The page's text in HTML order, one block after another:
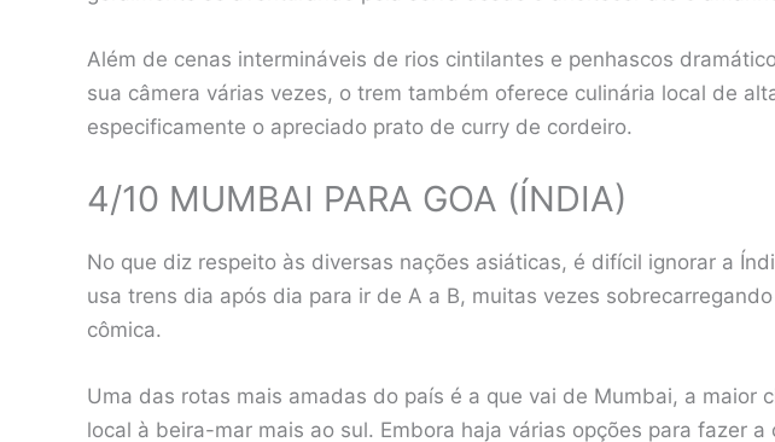
Além de cenas intermináveis ​​de rios cintilantes e penhascos
sua câmera várias vezes, o trem também oferece culinária local de
especificamente o apreciado prato de curry de cordeiro.
4/10 MUMBAI PARA GOA (ÍNDIA)
No que diz respeito às diversas nações asiáticas, é difícil ignorar a
usa trens dia após dia para ir de A a B, muitas vezes
cômica.
Uma das rotas mais amadas do país é a que vai de Mumbai, a maior
local à beira-mar mais ao sul. Embora haja várias opções para fazer